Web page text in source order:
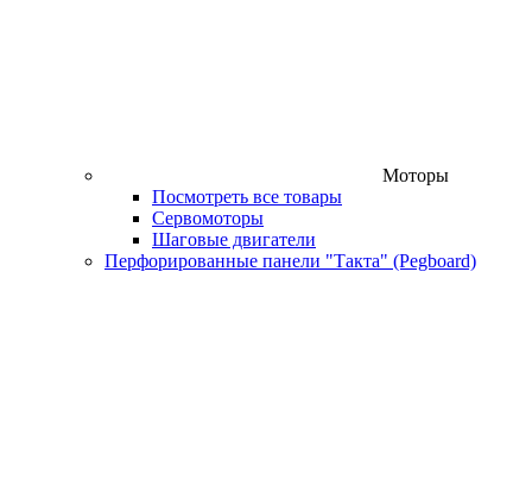
Моторы
Посмотреть все товары
Сервомоторы
Шаговые двигатели
Перфорированные панели "Такта" (Pegboard)